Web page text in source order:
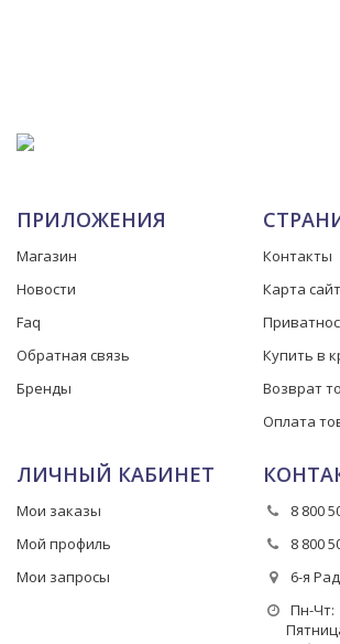
ПРИЛОЖЕНИЯ
Магазин
Новости
Faq
Обратная связь
Бренды
Контакты
Карта
Купить в
Возврат
Оплата
ЛИЧНЫЙ КАБИНЕТ
Мои заказы
Мой профиль
Мои запросы
8 800
8 800
6-я
Пн-Чт: